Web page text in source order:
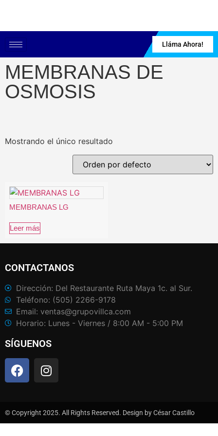
Lláma Ahora!
MEMBRANAS DE
OSMOSIS
Mostrando el único resultado
MEMBRANAS LG
Leer más
CONTACTANOS
Dirección: Del Restaurante Ruta Maya 1c. al Sur.
Teléfono: (505) 2266-9178
Email: ventas@grupovillca.com
Horario: Lunes - Viernes / 8:00 AM - 5:00 PM
SÍGUENOS
© Copyright 2025. All Rights Reserved. Design by César Castillo